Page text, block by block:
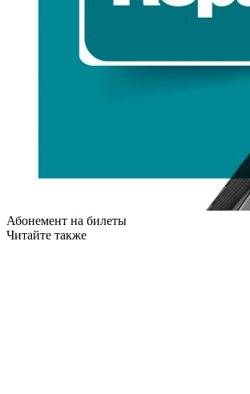
Абонемент на билеты
Читайте также